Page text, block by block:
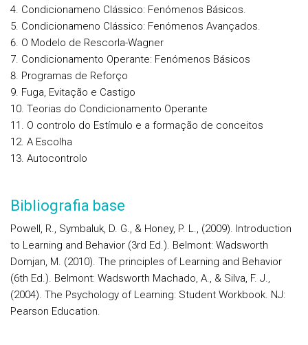
Condicionameno Clássico: Fenómenos Básicos.
Condicionameno Clássico: Fenómenos Avançados.
O Modelo de Rescorla-Wagner
Condicionamento Operante: Fenómenos Básicos
Programas de Reforço
Fuga, Evitação e Castigo
Teorias do Condicionamento Operante
O controlo do Estímulo e a formação de conceitos
A Escolha
Autocontrolo
Bibliografia base
Powell, R., Symbaluk, D. G., & Honey, P. L., (2009). Introduction
to Learning and Behavior (3rd Ed.). Belmont: Wadsworth
Domjan, M. (2010). The principles of Learning and Behavior
(6th Ed.). Belmont: Wadsworth Machado, A., & Silva, F. J.,
(2004). The Psychology of Learning: Student Workbook. NJ:
Pearson Education.